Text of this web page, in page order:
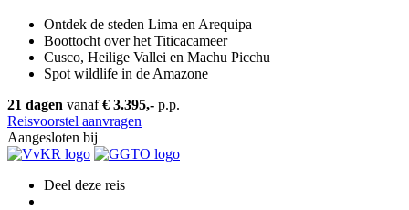
Ontdek de steden Lima en Arequipa
Boottocht over het Titicacameer
Cusco, Heilige Vallei en Machu Picchu
Spot wildlife in de Amazone
21 dagen vanaf€ 3.395,- p.p.
Reisvoorstel aanvragen
Aangesloten bij
Deel deze reis